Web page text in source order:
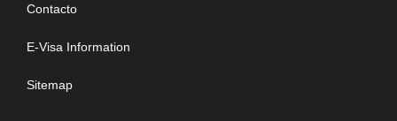
Contacto
E-Visa Information
Sitemap